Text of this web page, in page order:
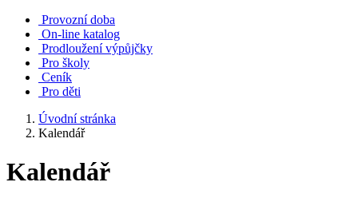
Provozní doba
On-line katalog
Prodloužení výpůjčky
Pro školy
Ceník
Pro děti
Úvodní stránka
Kalendář
Kalendář